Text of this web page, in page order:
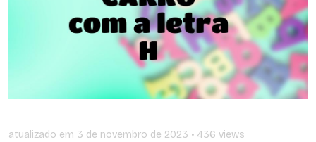
atualizado em 3 de novembro de 2023 • 436 views